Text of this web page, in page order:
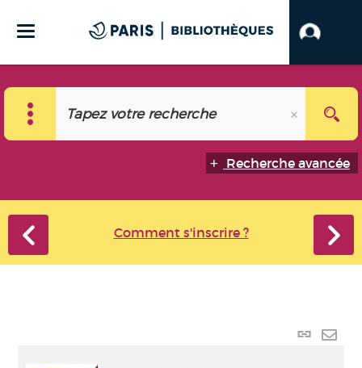
Recherche avancée
Comment s'inscrire ?
Lien